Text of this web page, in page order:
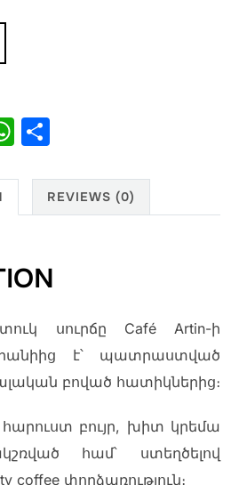
W
at
s
p
ar
e
REVIEWS (0)
սուրճը Café Artin-ի
է՝ պատրաստված
բոված հատիկներից։
հարուստ բույր, խիտ կրեմա
համ՝ ստեղծելով
coffee փորձառություն։